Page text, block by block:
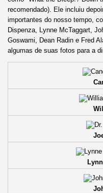
recomendado). Ele incluiu
importantes do nosso tempo,
Dispenza, Lynne McTaggart,
Goswami, Dean Radin e Fred
algumas de suas fotos para a